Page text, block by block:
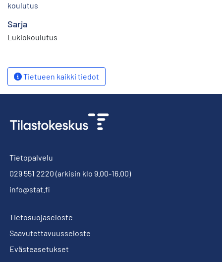
koulutus
Sarja
Lukiokoulutus
Tietueen kaikki tiedot
Tietopalvelu
029 551 2220 (arkisin klo 9.00-16.00)
info@stat.fi
Tietosuojaseloste
Saavutettavuusseloste
Evästeasetukset